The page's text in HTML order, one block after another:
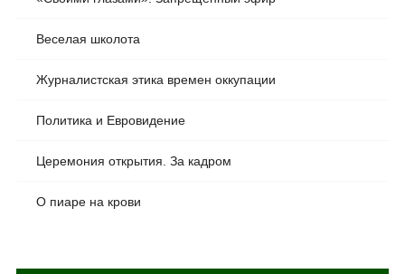
Веселая школота
Журналистская этика времен оккупации
Политика и Евровидение
Церемония открытия. За кадром
О пиаре на крови